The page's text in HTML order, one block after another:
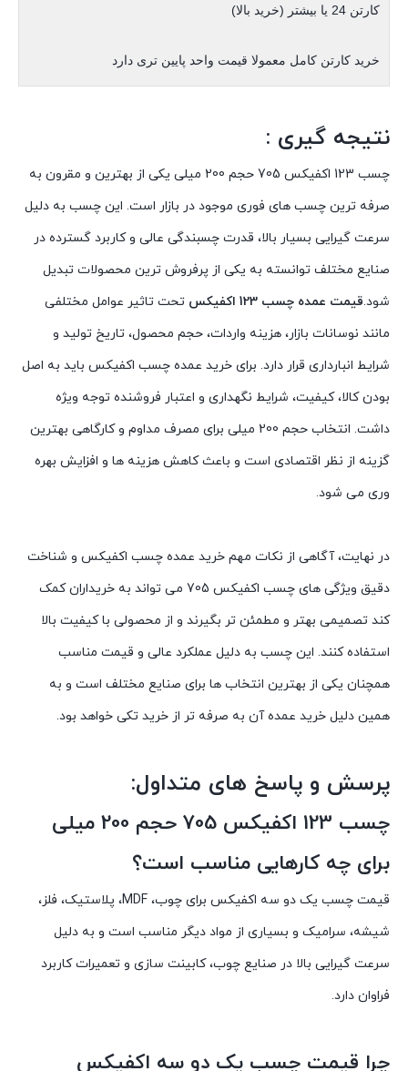
کارتن 24 یا بیشتر (خرید بالا)
خرید کارتن کامل معمولا قیمت واحد پایین تری دارد
نتیجه گیری :
چسب 123 اکفیکس 705 حجم 200 میلی یکی از بهترین و مقرون به
صرفه ترین چسب های فوری موجود در بازار است. این چسب به دلیل
سرعت گیرایی بسیار بالا، قدرت چسبندگی عالی و کاربرد گسترده در
صنایع مختلف توانسته به یکی از پرفروش ترین محصولات تبدیل
شود.قیمت عمده چسب 123 اکفیکس
تحت تاثیر عوامل مختلفی
مانند نوسانات بازار، هزینه واردات، حجم محصول، تاریخ تولید و
شرایط انبارداری قرار دارد. برای خرید عمده چسب اکفیکس باید به اصل
بودن کالا، کیفیت، شرایط نگهداری و اعتبار فروشنده توجه ویژه
داشت. انتخاب حجم 200 میلی برای مصرف مداوم و کارگاهی بهترین
گزینه از نظر اقتصادی است و باعث کاهش هزینه ها و افزایش بهره
وری می شود.
در نهایت، آگاهی از نکات مهم خرید عمده چسب اکفیکس و شناخت
دقیق ویژگی های چسب اکفیکس 705 می تواند به خریداران کمک
کند تصمیمی بهتر و مطمئن تر بگیرند و از محصولی با کیفیت بالا
استفاده کنند. این چسب به دلیل عملکرد عالی و قیمت مناسب
همچنان یکی از بهترین انتخاب ها برای صنایع مختلف است و به
همین دلیل خرید عمده آن به صرفه تر از خرید تکی خواهد بود.
پرسش و پاسخ های متداول:
چسب 123 اکفیکس 705 حجم 200 میلی
برای چه کارهایی مناسب است؟
قیمت چسب یک دو سه اکفیکس
برای چوب، MDF، پلاستیک، فلز،
شیشه، سرامیک و بسیاری از مواد دیگر مناسب است و به دلیل
سرعت گیرایی بالا در صنایع چوب، کابینت سازی و تعمیرات کاربرد
فراوان دارد.
چرا قیمت چسب یک دو سه اکفیکس